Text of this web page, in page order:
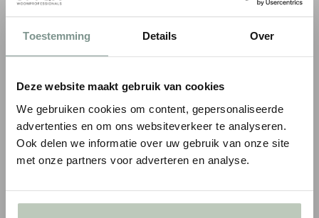
Toestemming Details Over
Deze website maakt gebruik van cookies
We gebruiken cookies om content, gepersonaliseerde
advertenties en om ons websiteverkeer te analyseren.
Ook delen we informatie over uw gebruik van onze site
met onze partners voor adverteren en analyse.
Persoonlijkadvies op maat